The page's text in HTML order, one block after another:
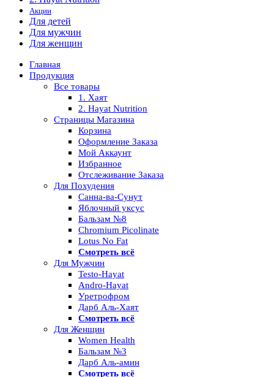
Акции
Для детей
Для мужчин
Для женщин
Главная
Продукция
Все товары
1. Хаят
2. Hayat Nutrition
Страницы Магазина
Корзина
Оформление Заказа
Мой Аккаунт
Избранное
Отслеживание Заказа
Для Похудения
Санна-ва-Сунут
Яблочный уксус
Бальзам №8
Chromium Picolinate
Lotus No Fat
Смотреть всё
Для Мужчин
Testo-Hayat
Andro-Hayat
Уретрофром
Дарб Аль-Хаят
Смотреть всё
Для Женщин
Women Health
Бальзам №3
Дарб Аль-амин
Смотреть всё